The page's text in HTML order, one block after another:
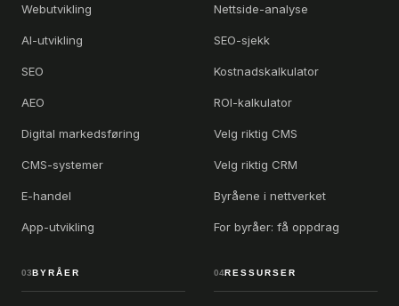
Webutvikling
AI-utvikling
SEO
AEO
Digital markedsføring
CMS-systemer
E-handel
App-utvikling
Nettside-analyse
SEO-sjekk
Kostnadskalkulator
ROI-kalkulator
Velg riktig CMS
Velg riktig CRM
Byråene i nettverket
For byråer: få oppdrag
03BYRÅER 04RESSURSER